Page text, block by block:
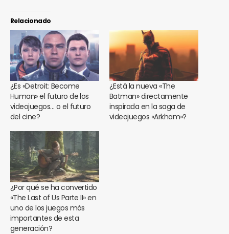
Relacionado
¿Es «Detroit: Become
Human» el futuro de los
videojuegos… o el futuro
del cine?
¿Está la nueva «The
Batman» directamente
inspirada en la saga de
videojuegos «Arkham»?
¿Por qué se ha convertido
«The Last of Us Parte II» en
uno de los juegos más
importantes de esta
generación?